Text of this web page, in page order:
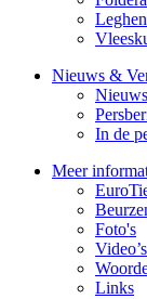
Nieuws &
Nieuws
In de
Meer
Foto's
Video’s
Links